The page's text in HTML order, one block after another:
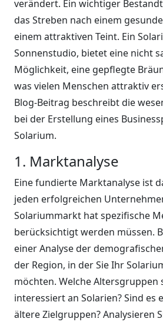
verändert. Ein wichtiger
das Streben nach einem
einem attraktiven Teint. Ein
Sonnenstudio, bietet eine nicht
Möglichkeit, eine gepflegte
was vielen Menschen attraktiv
Blog-Beitrag beschreibt die
bei der Erstellung eines
Solarium.
1. Marktanalyse
Eine fundierte Marktanalyse ist
jeden erfolgreichen
Solariummarkt hat spezifische
berücksichtigt werden müssen.
einer Analyse der
der Region, in der Sie Ihr
möchten. Welche Altersgruppen
interessiert an Solarien? Sind es
ältere Zielgruppen? Analysieren